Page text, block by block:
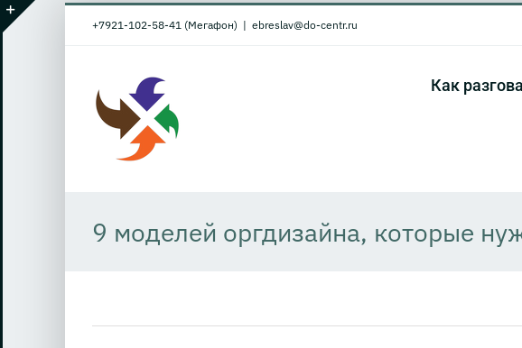
Skip
to
+7921-102-58-41 (Мегафон) | ebreslav@do-centr.ru
Как
9 моделей оргдизайна, которые